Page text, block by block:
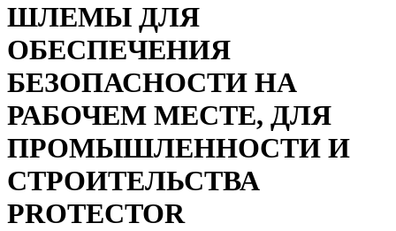
ШЛЕМЫ ДЛЯ
ОБЕСПЕЧЕНИЯ
БЕЗОПАСНОСТИ НА
РАБОЧЕМ МЕСТЕ, ДЛЯ
ПРОМЫШЛЕННОСТИ И
СТРОИТЕЛЬСТВА
PROTECTOR